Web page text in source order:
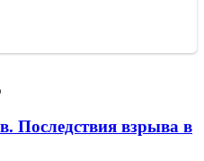
Последствия взрыва в